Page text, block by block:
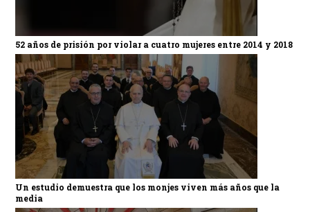
52 años de prisión por violar a cuatro mujeres entre 2014 y 2018
Un estudio demuestra que los monjes viven más años que la
media